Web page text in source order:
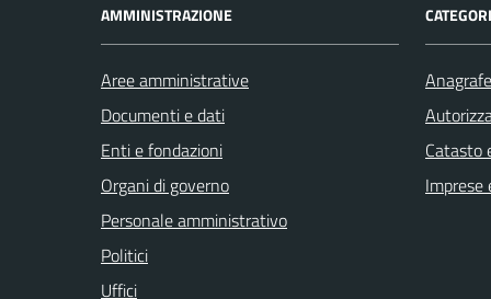
AMMINISTRAZIONE
Aree amministrative
Documenti e dati
Enti e fondazioni
Organi di governo
Personale amministrativo
Politici
Uffici
Catasto
Imprese